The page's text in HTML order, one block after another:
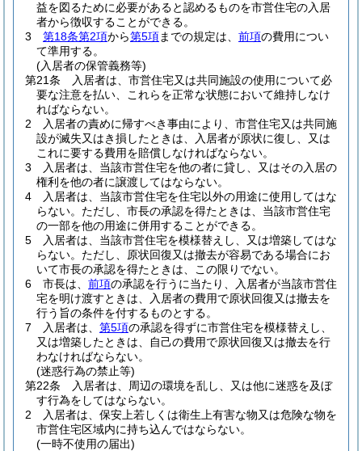
益を図るために必要があると認めるものを市営住宅の入居
者から徴収することができる。
3
第18条第2項から第5項までの規定は、 前項の費用につい
て準用する。
(入居者の保管義務等)
第21条
入居者は、市営住宅又は共同施設の使用について必
要な注意を払い、これらを正常な状態において維持しなけ
ればならない。
2
入居者の責めに帰すべき事由により、市営住宅又は共同施
設が滅失又はき損したときは、入居者が原状に復し、又は
これに要する費用を賠償しなければならない。
3
入居者は、当該市営住宅を他の者に貸し、又はその入居の
権利を他の者に譲渡してはならない。
4
入居者は、当該市営住宅を住宅以外の用途に使用してはな
らない。 ただし、市長の承認を得たときは、当該市営住宅
の一部を他の用途に併用することができる。
5
入居者は、当該市営住宅を模様替えし、又は増築してはな
らない。 ただし、原状回復又は撤去が容易である場合にお
いて市長の承認を得たときは、この限りでない。
6
市長は、 前項の承認を行うに当たり、入居者が当該市営住
宅を明け渡すときは、入居者の費用で原状回復又は撤去を
行う旨の条件を付するものとする。
7
入居者は、 第5項の承認を得ずに市営住宅を模様替えし、
又は増築したときは、自己の費用で原状回復又は撤去を行
わなければならない。
(迷惑行為の禁止等)
第22条
入居者は、周辺の環境を乱し、又は他に迷惑を及ぼ
す行為をしてはならない。
2
入居者は、保安上若しくは衛生上有害な物又は危険な物を
市営住宅区域内に持ち込んではならない。
(一時不使用の届出)